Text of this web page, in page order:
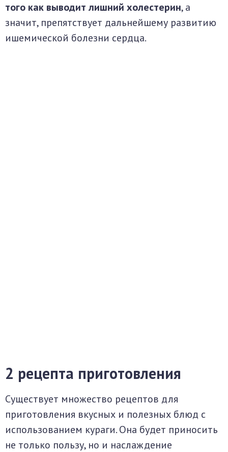
того как выводит лишний холестерин, а
значит, препятствует дальнейшему развитию
ишемической болезни сердца.
2 рецепта приготовления
Существует множество рецептов для
приготовления вкусных и полезных блюд с
использованием кураги. Она будет приносить
не только пользу, но и наслаждение